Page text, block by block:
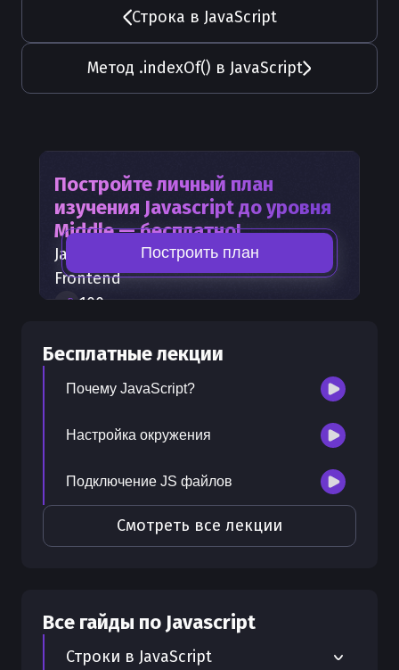
Строка в JavaScript
Метод .indexOf() в JavaScript
Постройте личный план
изучения Javascriptдо уровня
Middle — бесплатно!
Javascript
— часть карты развития
Frontend
100+шагов развития
300 бонусных рублей
Построить план
Бесплатные лекции
Почему JavaScript?
Настройка окружения
Подключение JS файлов
Смотреть все лекции
Все гайды по Javascript
Строки в JavaScript